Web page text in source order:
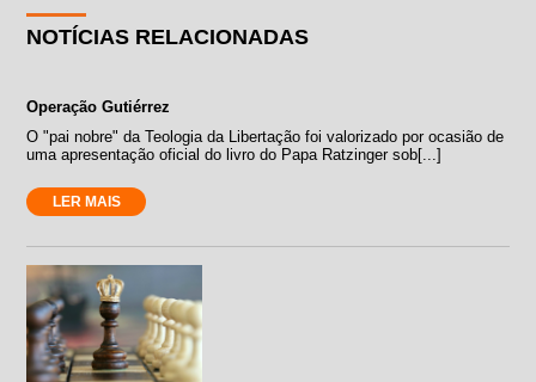
NOTÍCIAS RELACIONADAS
Operação Gutiérrez
O "pai nobre" da Teologia da Libertação foi valorizado por ocasião de
uma apresentação oficial do livro do Papa Ratzinger sob[...]
LER MAIS